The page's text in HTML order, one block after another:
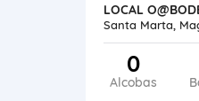
Santa Marta,
0
Alcobas